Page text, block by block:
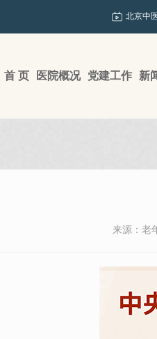
北京中
首 页 医院概况 党建工作 新
来源：老